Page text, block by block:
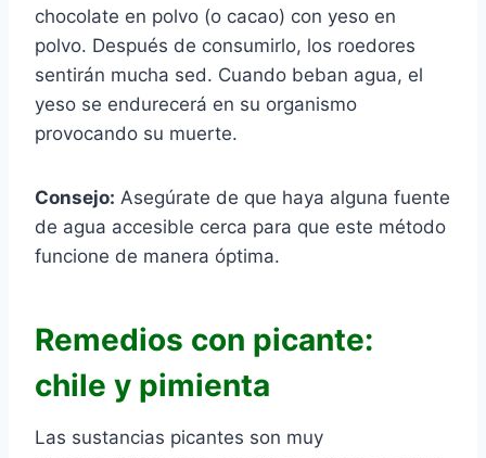
chocolate en polvo (o cacao) con yeso en
polvo. Después de consumirlo, los roedores
sentirán mucha sed. Cuando beban agua, el
yeso se endurecerá en su organismo
provocando su muerte.
Consejo: Asegúrate de que haya alguna fuente
de agua accesible cerca para que este método
funcione de manera óptima.
Remedios con picante:
chile y pimienta
Las sustancias picantes son muy